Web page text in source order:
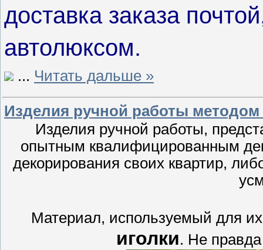
доставка заказа
автолюксом.
... Читать дальше »
Изделия ручной работы
Изделия ручной работы,
опытным квалифицированным
декорирования своих квартир,
Материал, используемый для
иголки. Не